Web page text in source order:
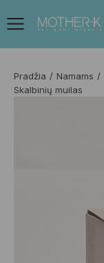
Pradžia Namams
Skalbinių muilas